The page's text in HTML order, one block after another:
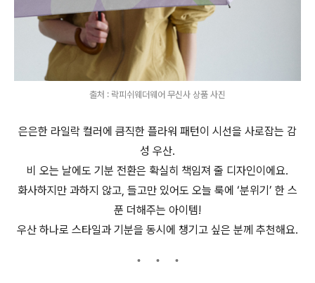
출처 : 락피쉬웨더웨어 무신사 상품 사진
은은한 라일락 컬러에 큼직한 플라워 패턴이 시선을 사로잡는 감
성 우산.
비 오는 날에도 기분 전환은 확실히 책임져 줄 디자인이에요.
화사하지만 과하지 않고, 들고만 있어도 오늘 룩에 ‘분위기’ 한 스
푼 더해주는 아이템!
우산 하나로 스타일과 기분을 동시에 챙기고 싶은 분께 추천해요.